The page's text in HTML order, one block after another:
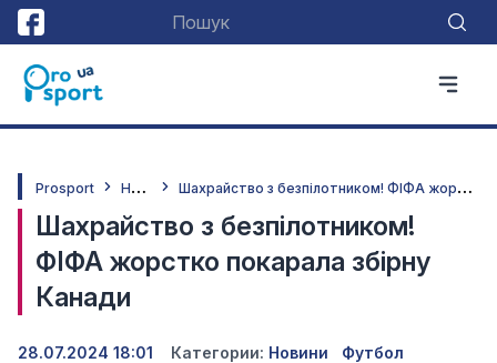
Prosport Н
овини Ш
ахрайство з безпілотником! ФІФА жорстко покарала збірну Канади
Шахрайство з безпілотником!
ФІФА жорстко покарала збірну
Канади
28.07.2024 18:01 Категории: Новини Футбол